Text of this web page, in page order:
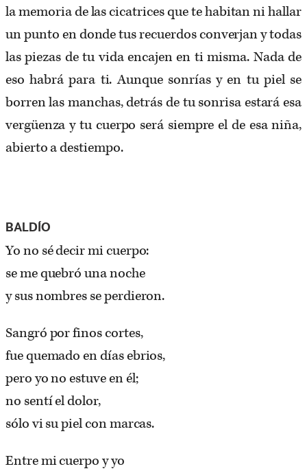
la memoria de las cicatrices que te habitan ni hallar
un punto en donde tus recuerdos converjan y todas
las piezas de tu vida encajen en ti misma. Nada de
eso habrá para ti. Aunque sonrías y en tu piel se
borren las manchas, detrás de tu sonrisa estará esa
vergüenza y tu cuerpo será siempre el de esa niña,
abierto a destiempo.
BALDÍO
Yo no sé decir mi cuerpo:
se me quebró una noche
y sus nombres se perdieron.
Sangró por finos cortes,
fue quemado en días ebrios,
pero yo no estuve en él;
no sentí el dolor,
sólo vi su piel con marcas.
Entre mi cuerpo y yo